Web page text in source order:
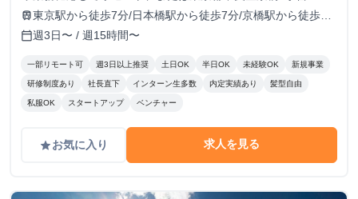
更新）
VORT京橋II 9Fのオフィスにて勤務
train東京駅から徒歩7分/日本橋駅から徒歩7分/京橋駅から徒歩5
分/宝町駅から徒歩8分
calendar_today週3日〜 / 週15時間〜
一部リモート可 週3日以上推奨 土日OK 半日OK 未経験OK 新規事業
研修制度あり 社長直下 インターン生多数 内定実績あり 髪型自由
私服OK スタートアップ ベンチャー
gradeお気に入り 求人を見る